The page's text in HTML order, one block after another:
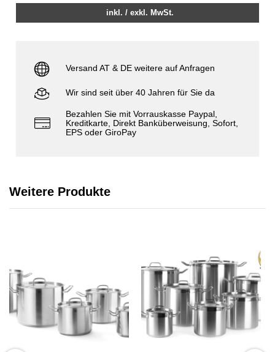
inkl. / exkl. MwSt.
Versand AT & DE weitere auf Anfragen
Wir sind seit über 40 Jahren für Sie da
Bezahlen Sie mit Vorrauskasse Paypal,
Kreditkarte, Direkt Banküberweisung, Sofort,
EPS oder GiroPay
Weitere Produkte